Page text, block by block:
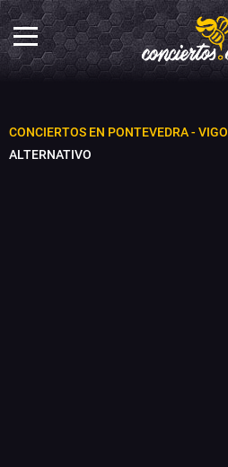
CONCIERTOS EN PONTEVEDRA - VIGO
ALTERNATIVO